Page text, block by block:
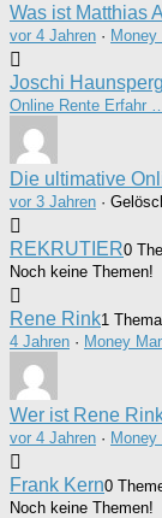
Was ist Matthias
vor 4 Jahren · Money
Joschi
Online Rente Erfahr …
Die ultimative
vor 3 Jahren ·
REKRUTIER0
Noch keine Themen!
Rene Rink1
4 Jahren · Money
Wer ist Rene
vor 4 Jahren · Money
Frank Kern0
Noch keine Themen!